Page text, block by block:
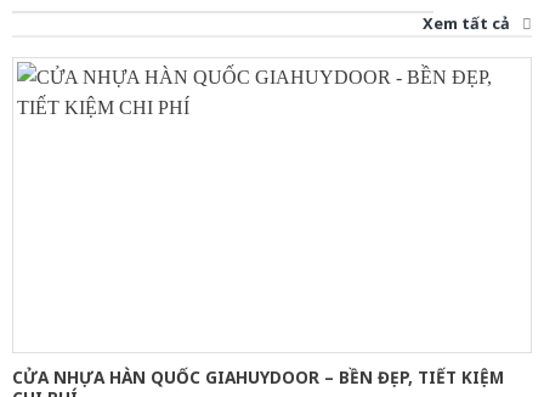
Xem tất cả
CỬA NHỰA HÀN QUỐC GIAHUYDOOR – BỀN ĐẸP, TIẾT KIỆM